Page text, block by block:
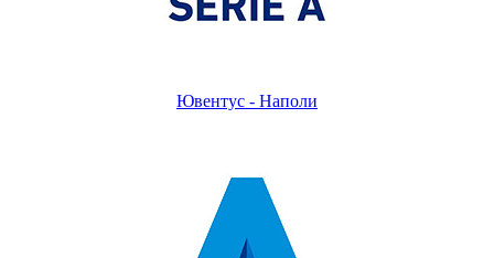
Ювентус - Наполи